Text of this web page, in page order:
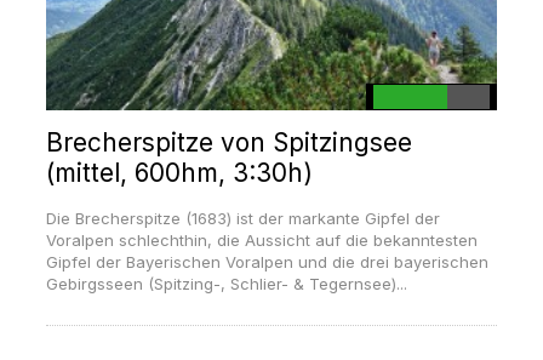
Brecherspitze von Spitzingsee
(mittel, 600hm, 3:30h)
Die Brecherspitze (1683) ist der markante Gipfel der
Voralpen schlechthin, die Aussicht auf die bekanntesten
Gipfel der Bayerischen Voralpen und die drei bayerischen
Gebirgsseen (Spitzing-, Schlier- & Tegernsee)...